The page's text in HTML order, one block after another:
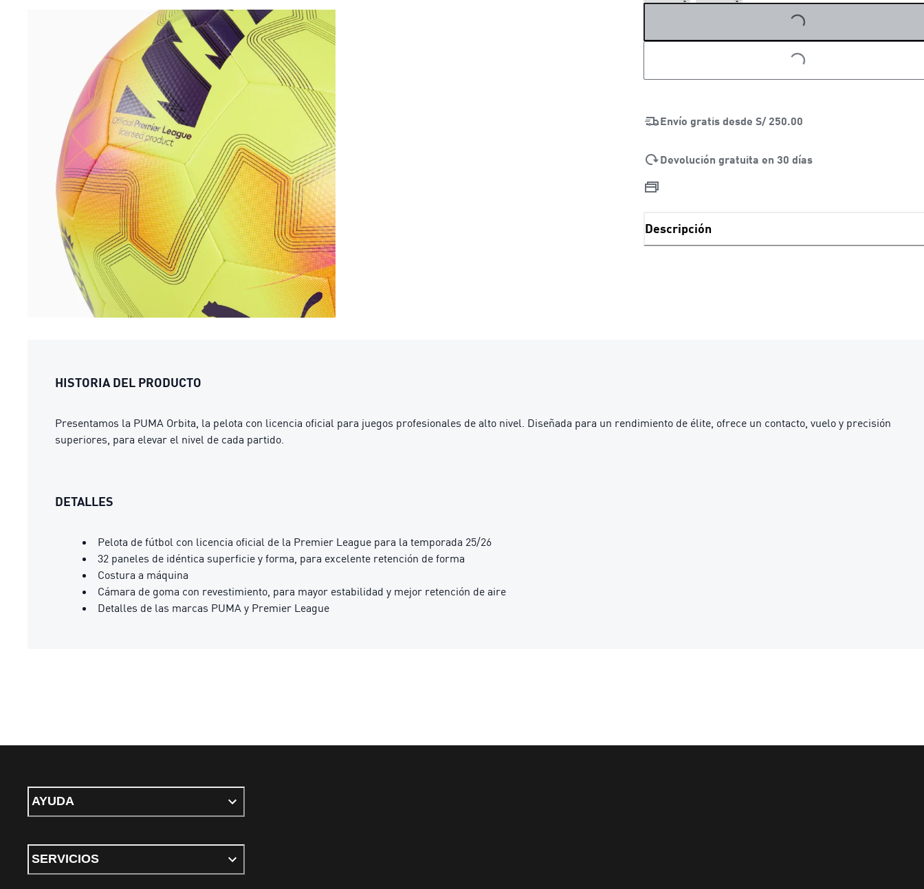
LOADING...
LOADING...
Envío gratis desde S/ 250.00
Devolución gratuita en 30 días
Descripción
HISTORIA DEL PRODUCTO
Presentamos la PUMA Orbita, la pelota con licencia oficial para juegos profesionales de alto nivel. Diseñada para un rendimiento de élite, ofrece un contacto, vuelo y precisión
superiores, para elevar el nivel de cada partido.
DETALLES
Pelota de fútbol con licencia oficial de la Premier League para la temporada 25/26
32 paneles de idéntica superficie y forma, para excelente retención de forma
Costura a máquina
Cámara de goma con revestimiento, para mayor estabilidad y mejor retención de aire
Detalles de las marcas PUMA y Premier League
AYUDA
SERVICIOS